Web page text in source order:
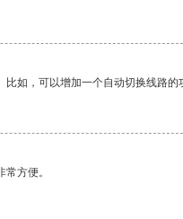
如，可以增加一个自动切换线路
方便。